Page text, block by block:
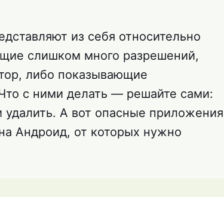
из себя относительно
слишком много разрешений,
либо показывающие
с ними делать — решайте сами:
А вот опасные приложения
Андроид, от которых нужно